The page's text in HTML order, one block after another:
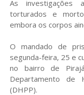
As investigações
torturados e
embora os corpos
O mandado de
segunda-feira, 25 e
no bairro de
Departamento de
(DHPP).